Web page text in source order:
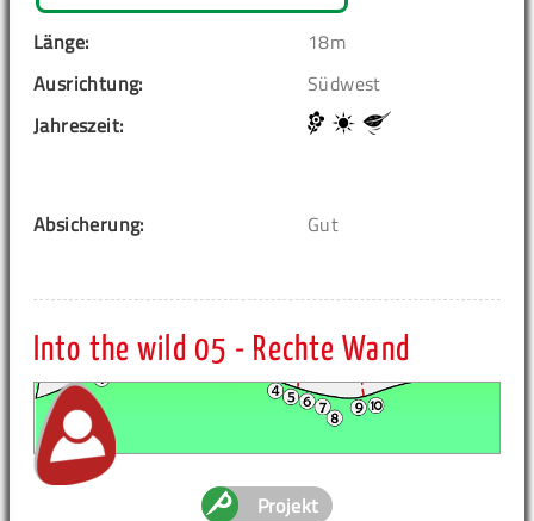
Länge:
18m
Ausrichtung:
Südwest
Jahreszeit:
Absicherung: Gut
Into the wild 05 - Rechte Wand
Projekt